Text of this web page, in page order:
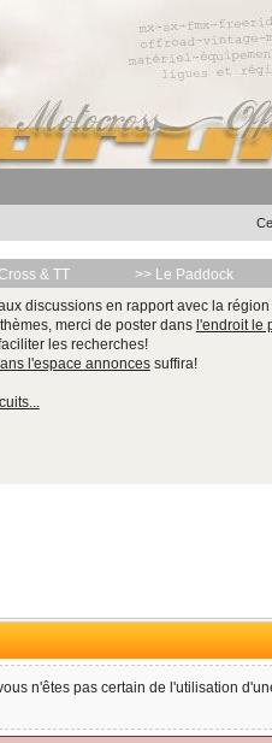
& TT >> Le Paddock
discussions en rapport avec la
merci de poster dans l'endroit le
les recherches!
l'espace annoncessuffira!
n'êtes pas certain de l'utilisation